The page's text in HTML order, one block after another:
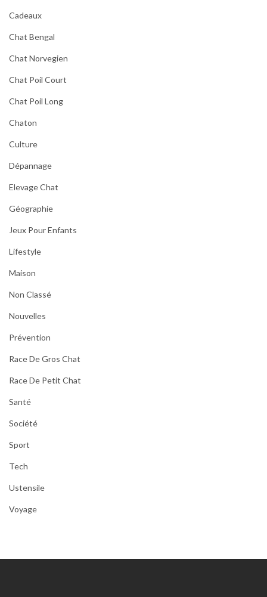
Cadeaux
Chat Bengal
Chat Norvegien
Chat Poil Court
Chat Poil Long
Chaton
Culture
Dépannage
Elevage Chat
Géographie
Jeux Pour Enfants
Lifestyle
Maison
Non Classé
Nouvelles
Prévention
Race De Gros Chat
Race De Petit Chat
Santé
Société
Sport
Tech
Ustensile
Voyage